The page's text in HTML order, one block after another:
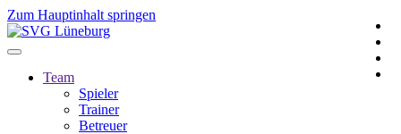
Zum Hauptinhalt springen
Team
Spieler
Trainer
Betreuer